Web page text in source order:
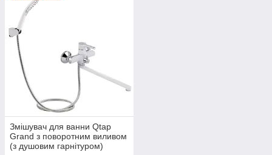
Змішувач для ванни Qtap
Grand з поворотним виливом
(з душовим гарнітуром)